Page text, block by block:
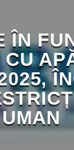
ÎN
UMAN